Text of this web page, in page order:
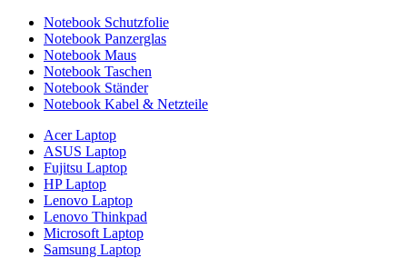
Notebook Schutzfolie
Notebook Panzerglas
Notebook Maus
Notebook Taschen
Notebook Ständer
Notebook Kabel & Netzteile
Acer Laptop
ASUS Laptop
Fujitsu Laptop
HP Laptop
Lenovo Laptop
Lenovo Thinkpad
Microsoft Laptop
Samsung Laptop